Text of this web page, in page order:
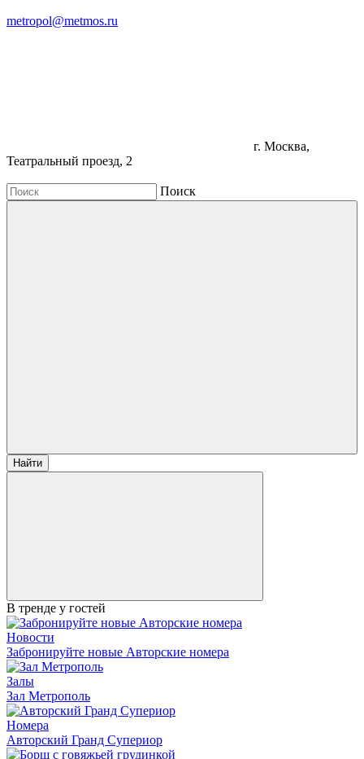
metropol@metmos.ru
г. Москва,
Театральный проезд, 2
Поиск
Найти
В тренде у гостей
Новости
Забронируйте новые Авторские номера
Залы
Зал Метрополь
Номера
Авторский Гранд Супериор